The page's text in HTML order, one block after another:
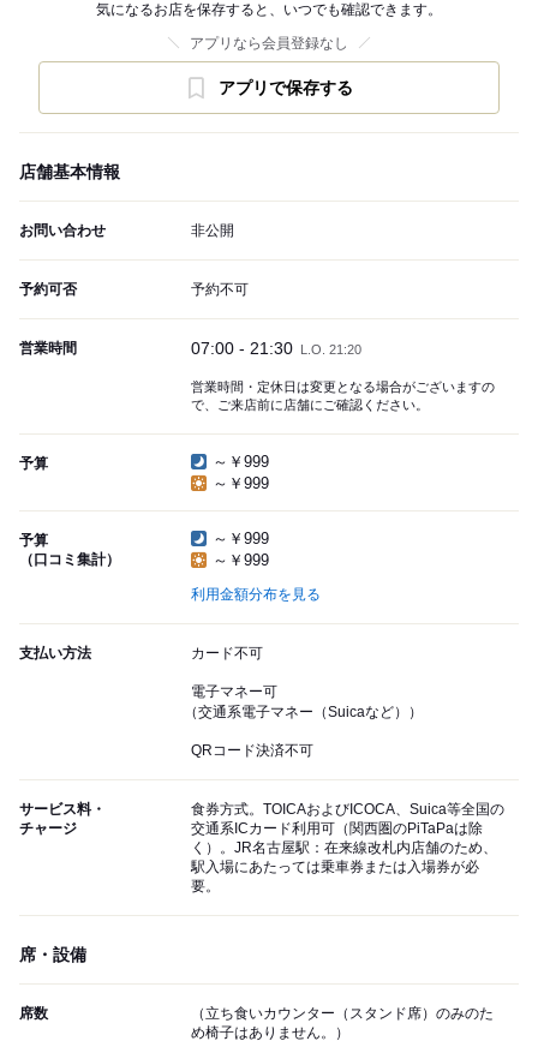
気になるお店を保存すると、いつでも確認できます。
アプリなら会員登録なし
アプリで保存する
店舗基本情報
お問い合わせ 非公開
予約可否 予約不可
営業時間 07:00 - 21:30 L.O. 21:20
営業時間・定休日は変更となる場合がございますの
で、ご来店前に店舗にご確認ください。
予算
～￥999
～￥999
予算
（口コミ集計）
～￥999
～￥999
利用金額分布を見る
支払い方法 カード不可
電子マネー可
（交通系電子マネー（Suicaなど））
QRコード決済不可
サービス料・
チャージ
食券方式。TOICAおよびICOCA、Suica等全国の
交通系ICカード利用可（関西圏のPiTaPaは除
く）。JR名古屋駅：在来線改札内店舗のため、
駅入場にあたっては乗車券または入場券が必
要。
席・設備
席数
（立ち食いカウンター（スタンド席）のみのた
め椅子はありません。）